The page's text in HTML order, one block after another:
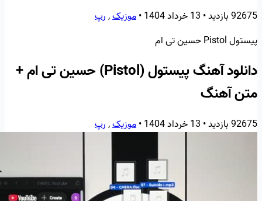
92675 بازدید
• 13 خرداد 1404 •موزیک,رپ
پیستول Pistol حسین تی ام
دانلود آهنگ پیستول (Pistol) حسین تی ام +
متن آهنگ
92675 بازدید • 13 خرداد 1404 •موزیک,رپ